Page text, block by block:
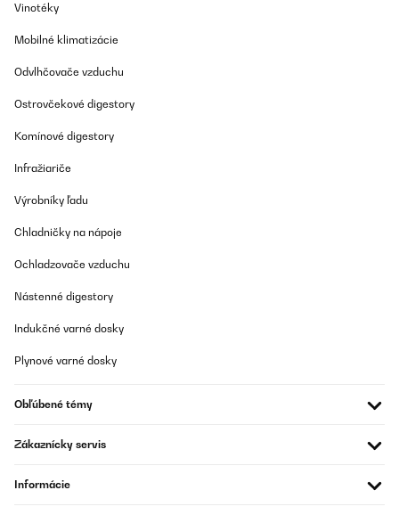
Vinotéky
Mobilné klimatizácie
Odvlhčovače vzduchu
Ostrovčekové digestory
Komínové digestory
Infražiariče
Výrobníky ľadu
Chladničky na nápoje
Ochladzovače vzduchu
Nástenné digestory
Indukčné varné dosky
Plynové varné dosky
Obľúbené témy
Zákaznícky servis
Informácie